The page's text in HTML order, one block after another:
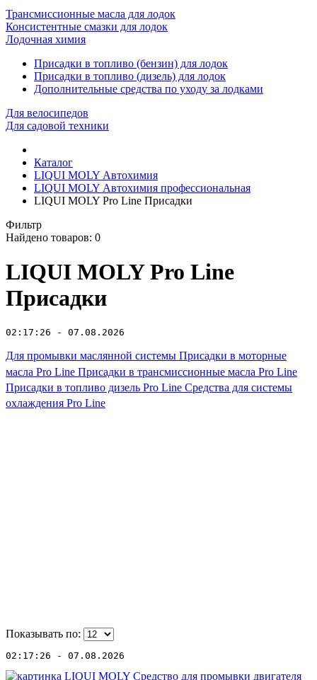
Трансмиссионные масла для лодок
Консистентные смазки для лодок
Лодочная химия
Присадки в топливо (бензин) для лодок
Присадки в топливо (дизель) для лодок
Дополнительные средства по уходу за лодками
Для велосипедов
Для садовой техники
Каталог
LIQUI MOLY Автохимия
LIQUI MOLY Автохимия профессиональная
LIQUI MOLY Pro Line Присадки
Фильтр
Найдено товаров: 0
LIQUI MOLY Pro Line
Присадки
02:17:26 - 07.08.2026
Для промывки маслянной системы Присадки в моторные
масла Pro Line Присадки в трансмиссионные масла Pro Line
Присадки в топливо дизель Pro Line Средства для системы
охлаждения Pro Line
Показывать по:
02:17:26 - 07.08.2026